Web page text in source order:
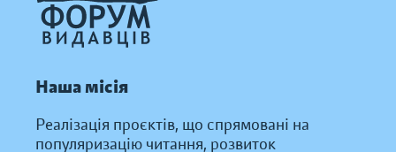
Наша місія
Реалізація проєктів, що спрямовані на
популяризацію читання, розвиток